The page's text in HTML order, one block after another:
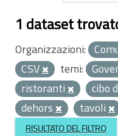
1 dataset
Organizzazioni:
CSV
temi:
ristoranti
cibo
dehors
tavoli
RISULTATO DEL FILTRO